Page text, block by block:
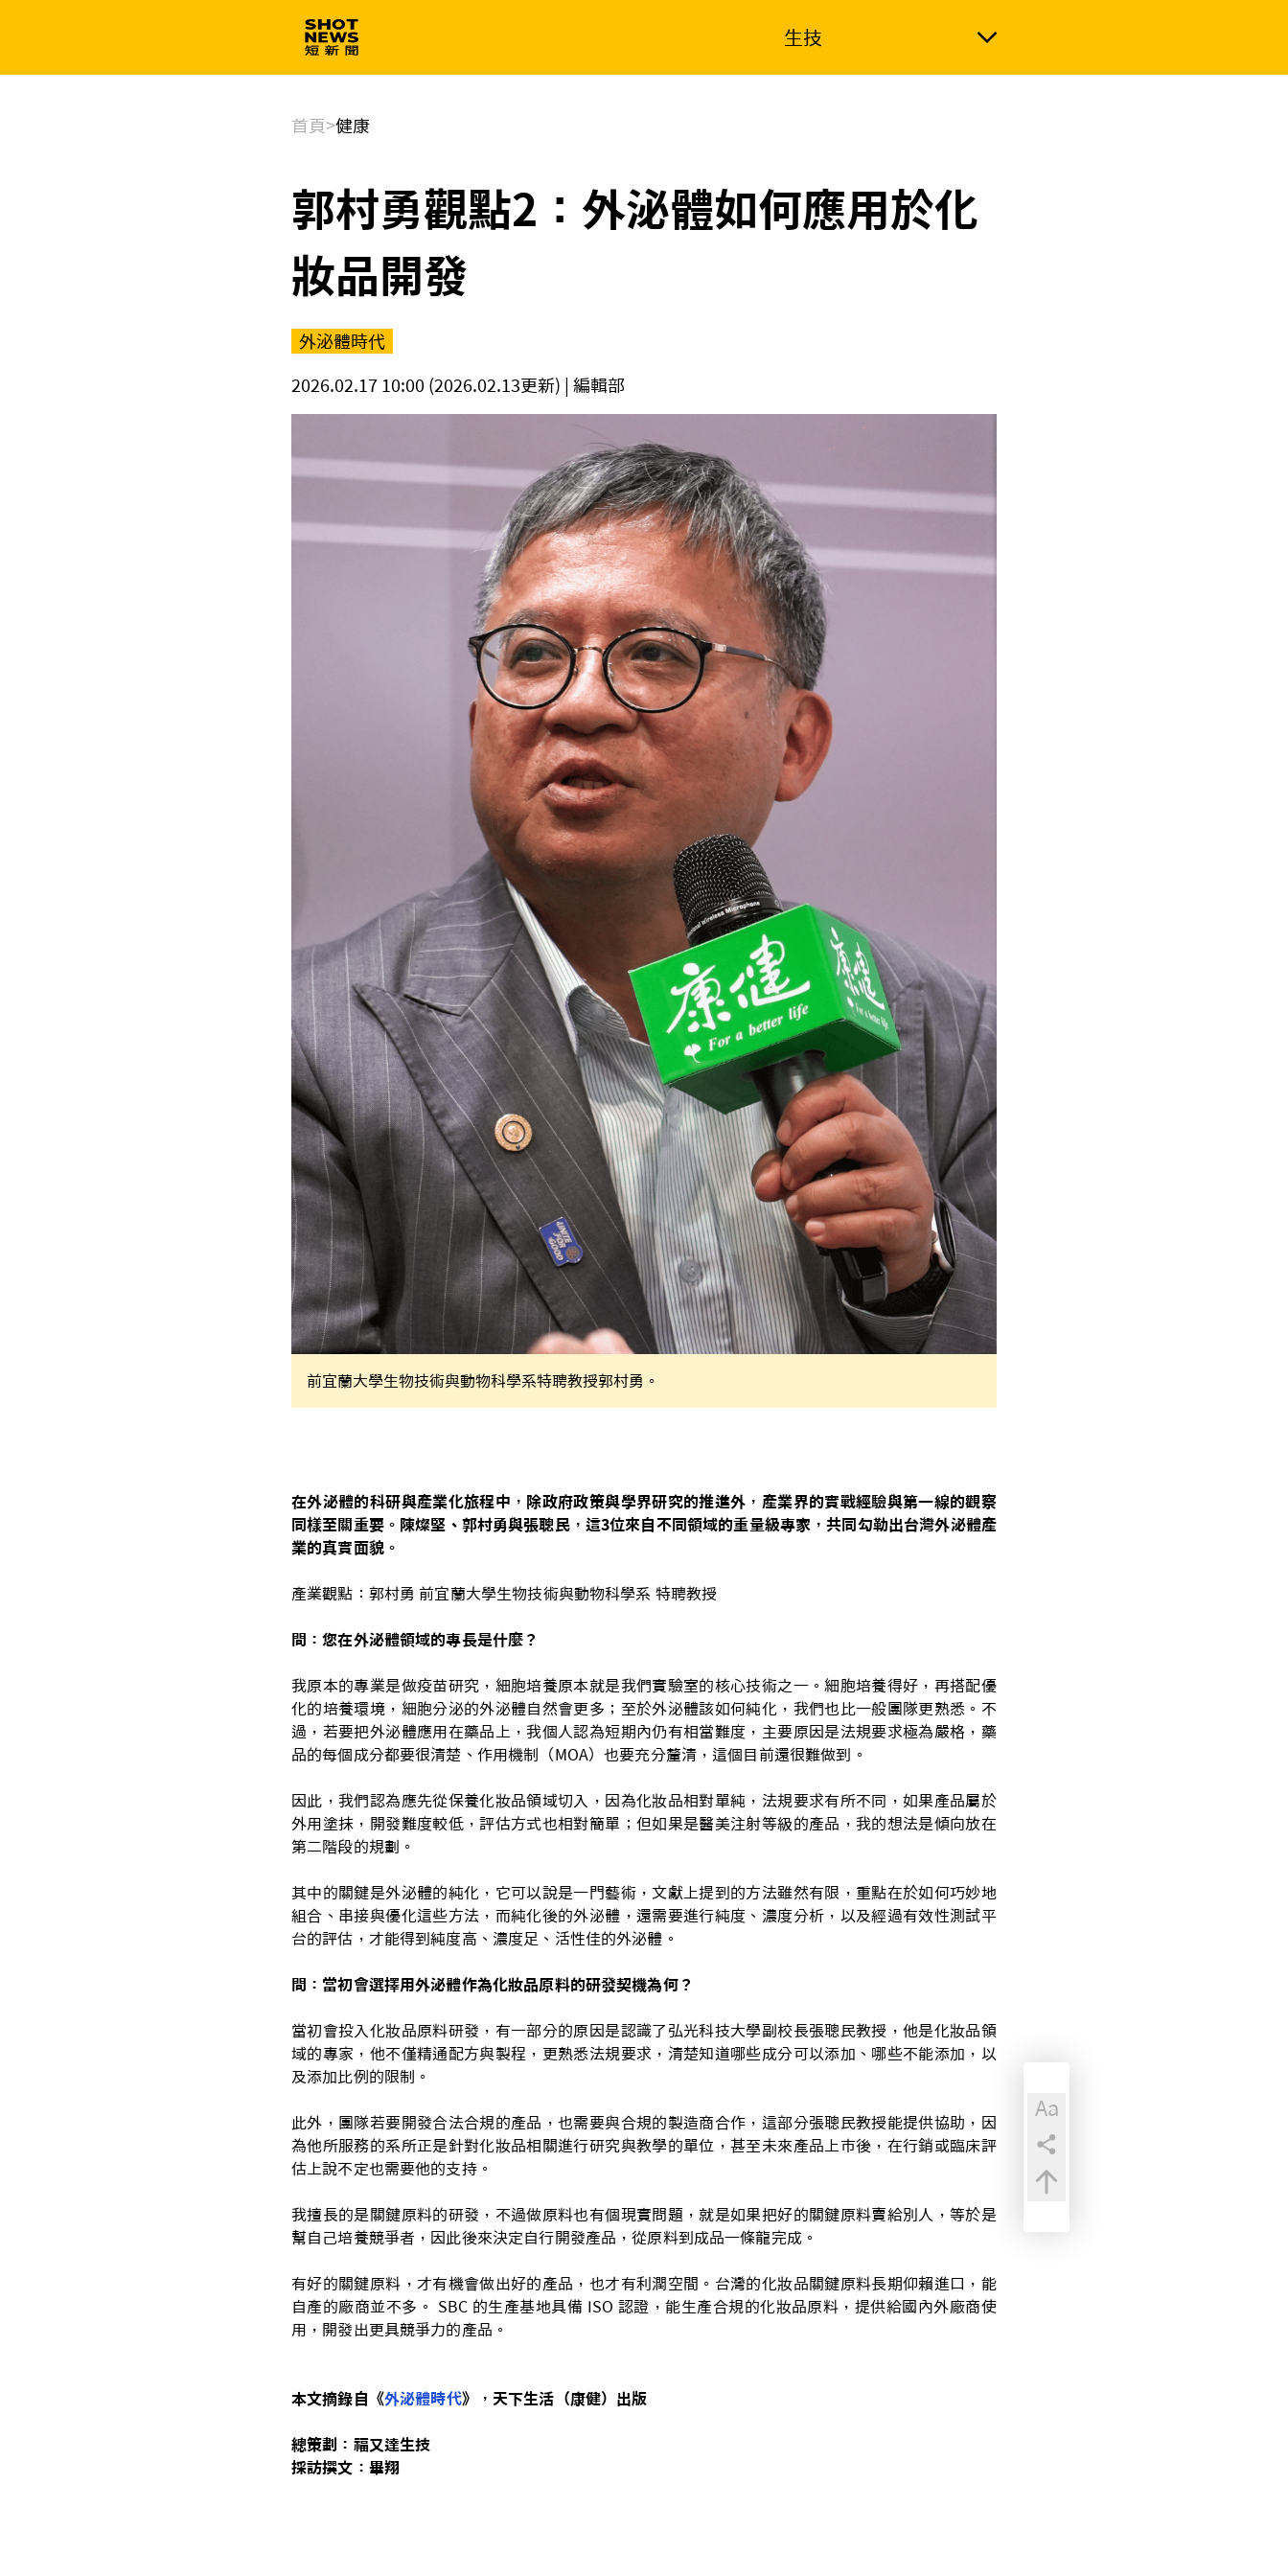
生技
首頁>健康
郭村勇觀點2：外泌體如何應用於化
妝品開發
外泌體時代
2026.02.17 10:00 (2026.02.13更新) | 編輯部
前宜蘭大學生物技術與動物科學系特聘教授郭村勇。
在外泌體的科研與產業化旅程中，除政府政策與學界研究的推進外，產業界的實戰經驗與第一線的觀察
同樣至關重要。陳燦堅、郭村勇與張聰民，這3位來自不同領域的重量級專家，共同勾勒出台灣外泌體產
業的真實面貌。
產業觀點：郭村勇 前宜蘭大學生物技術與動物科學系 特聘教授
問：您在外泌體領域的專長是什麼？
我原本的專業是做疫苗研究，細胞培養原本就是我們實驗室的核心技術之一。細胞培養得好，再搭配優
化的培養環境，細胞分泌的外泌體自然會更多；至於外泌體該如何純化，我們也比一般團隊更熟悉。不
過，若要把外泌體應用在藥品上，我個人認為短期內仍有相當難度，主要原因是法規要求極為嚴格，藥
品的每個成分都要很清楚、作用機制（MOA）也要充分釐清，這個目前還很難做到。
因此，我們認為應先從保養化妝品領域切入，因為化妝品相對單純，法規要求有所不同，如果產品屬於
外用塗抹，開發難度較低，評估方式也相對簡單；但如果是醫美注射等級的產品，我的想法是傾向放在
第二階段的規劃。
其中的關鍵是外泌體的純化，它可以說是一門藝術，文獻上提到的方法雖然有限，重點在於如何巧妙地
組合、串接與優化這些方法，而純化後的外泌體，還需要進行純度、濃度分析，以及經過有效性測試平
台的評估，才能得到純度高、濃度足、活性佳的外泌體。
問：當初會選擇用外泌體作為化妝品原料的研發契機為何？
當初會投入化妝品原料研發，有一部分的原因是認識了弘光科技大學副校長張聰民教授，他是化妝品領
域的專家，他不僅精通配方與製程，更熟悉法規要求，清楚知道哪些成分可以添加、哪些不能添加，以
及添加比例的限制。
此外，團隊若要開發合法合規的產品，也需要與合規的製造商合作，這部分張聰民教授能提供協助，因
為他所服務的系所正是針對化妝品相關進行研究與教學的單位，甚至未來產品上市後，在行銷或臨床評
估上說不定也需要他的支持。
我擅長的是關鍵原料的研發，不過做原料也有個現實問題，就是如果把好的關鍵原料賣給別人，等於是
幫自己培養競爭者，因此後來決定自行開發產品，從原料到成品一條龍完成。
有好的關鍵原料，才有機會做出好的產品，也才有利潤空間。台灣的化妝品關鍵原料長期仰賴進口，能
自產的廠商並不多。 SBC 的生產基地具備 ISO 認證，能生產合規的化妝品原料，提供給國內外廠商使
用，開發出更具競爭力的產品。
本文摘錄自《外泌體時代》，天下生活（康健）出版
總策劃：福又達生技
採訪撰文：畢翔
Aa